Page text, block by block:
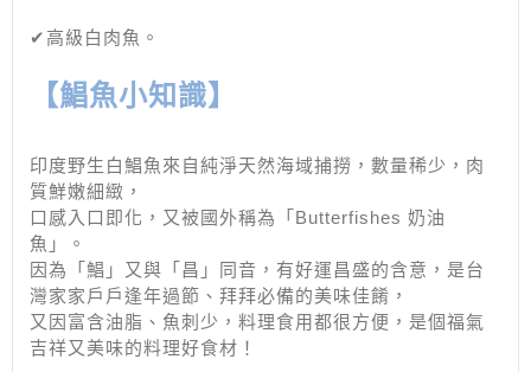
✔高級白肉魚。
【鯧魚小知識】
印度野生白鯧魚來自純淨天然海域捕撈，數量稀少，肉
質鮮嫩細緻，
口感入口即化，又被國外稱為「Butterfishes 奶油
魚」。
因為「鯧」又與「昌」同音，有好運昌盛的含意，是台
灣家家戶戶逢年過節、拜拜必備的美味佳餚，
又因富含油脂、魚刺少，料理食用都很方便，是個福氣
吉祥又美味的料理好食材！